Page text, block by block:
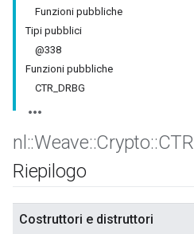
Funzioni pubbliche
Tipi pubblici
@338
Funzioni pubbliche
CTR_DRBG
nl ::Weave::Crypto::CTR
Riepilogo
Costruttori e distruttori